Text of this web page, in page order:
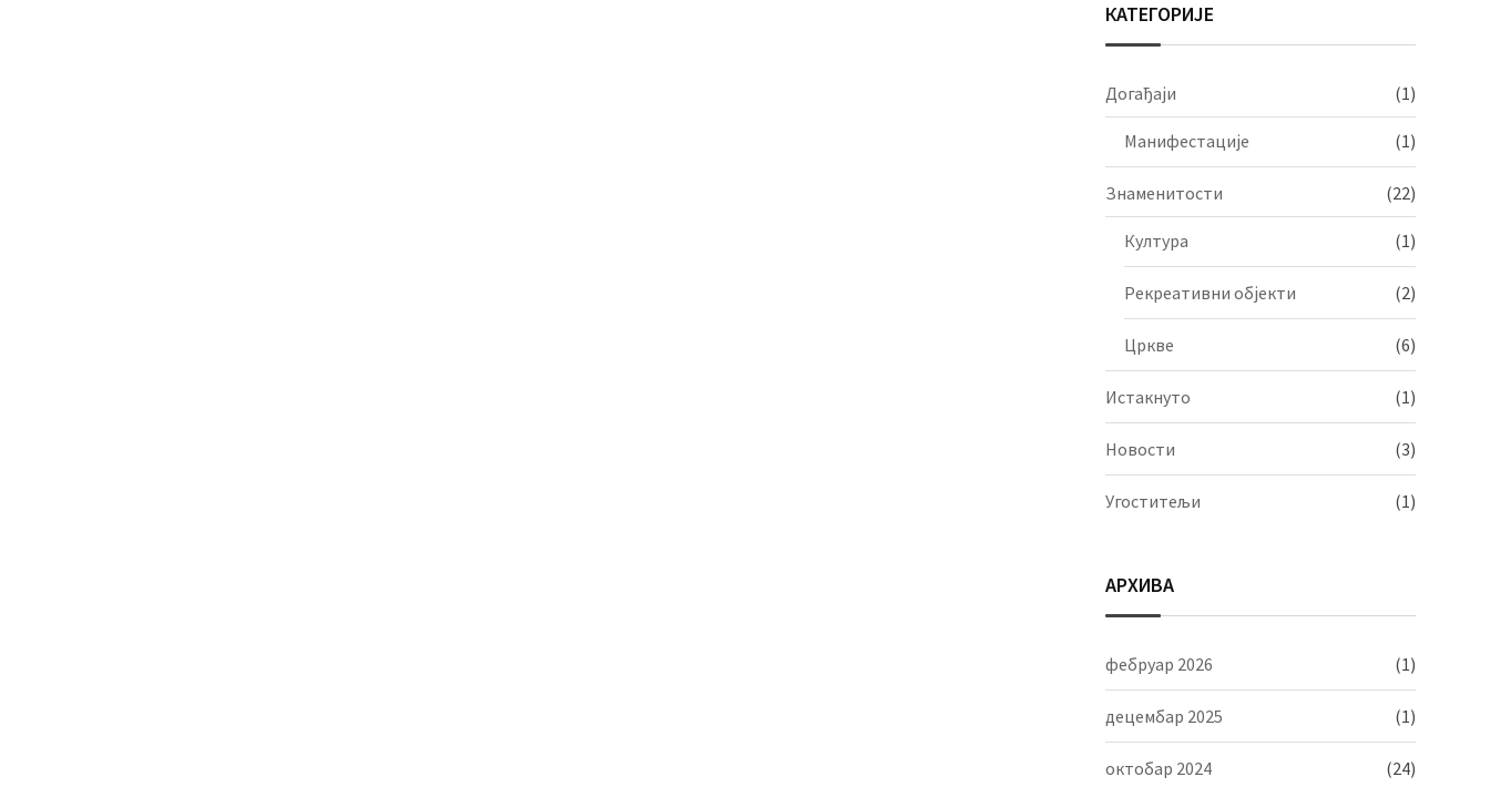
КАТЕГОРИЈЕ
Догађаји (1)
Манифестације (1)
Знаменитости (22)
Култура (1)
Рекреативни објекти (2)
Цркве (6)
Истакнуто (1)
Новости (3)
Угоститељи (1)
АРХИВА
фебруар 2026 (1)
децембар 2025 (1)
октобар 2024 (24)